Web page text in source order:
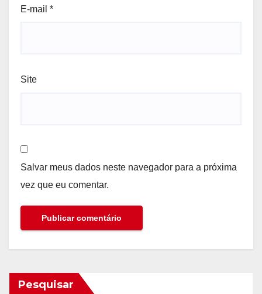
E-mail *
Site
Salvar meus dados neste navegador para a próxima
vez que eu comentar.
Pesquisar